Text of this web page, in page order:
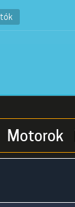
Motorok